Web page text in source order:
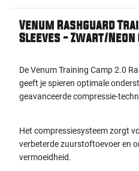
Venum Rashguard
Sleeves - Zwart/Neon
De Venum Training Camp 2.0
geeft je spieren optimale
geavanceerde compressie-
Het compressiesysteem zorgt
verbeterde zuurstoftoevoer en
vermoeidheid.